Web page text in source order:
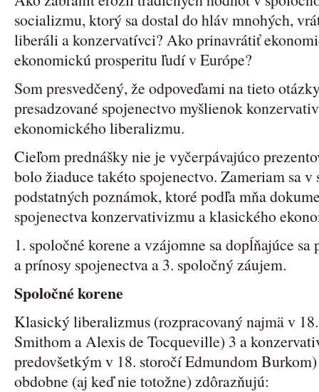
socializmu, ktorý sa dostal do hláv mnohých,
liberáli a konzervatívci? Ako prinavrátiť
ekonomickú prosperitu ľudí v Európe?
Som presvedčený, že odpoveďami na tieto
presadzované spojenectvo myšlienok
ekonomického liberalizmu.
Cieľom prednášky nie je vyčerpávajúco
bolo žiaduce takéto spojenectvo. Zameriam sa
podstatných poznámok, ktoré podľa mňa
spojenectva konzervativizmu a klasického
1. spoločné korene a vzájomne sa dopĺňajúce
a prínosy spojenectva a 3. spoločný záujem.
Spoločné korene
Klasický liberalizmus (rozpracovaný najmä v
Smithom a Alexis de Tocqueville) 3 a
predovšetkým v 18. storočí Edmundom
obdobne (aj keď nie totožne) zdôrazňujú: